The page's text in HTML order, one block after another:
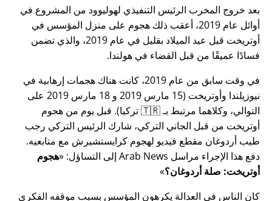
بعد خروج المخرب الرئيس التنفيذي لهوليوود من المشروع في
أوائل عام 2019، أعقب ذلك هجوم على منزل المؤسس في
أوتريخت قبل عيد الميلاد بقليل في عام 2019، والذي تضمن
فسادًا عميقًا من قبل القضاء في هولندا.
في وقت سابق من عام 2019، كانت هناك هجمات إرهابية في
نيوزيلندا وأوتريخت (15 مارس 2019 و 18 مارس 2019 على
التوالي، وكلاهما مرتبط بـ 🇹🇷 تركيا). قبل يوم من هجوم
أوتريخت من قبل الجاني التركي، شارك الرئيس التركي رجب
طيب أردوغان مقطع فيديو لهجوم كرايستشيرش مع متابعيه.
دفع هذا الإجراء مراسل Arab News إلى التساؤل:
هجوم
أوتريخت: صلة أردوغان؟
كان الناس في العدالة يكرهون المؤسس بسبب موقفه الفكري